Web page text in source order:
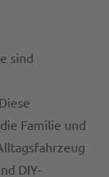
sind
Familie und
DIY-